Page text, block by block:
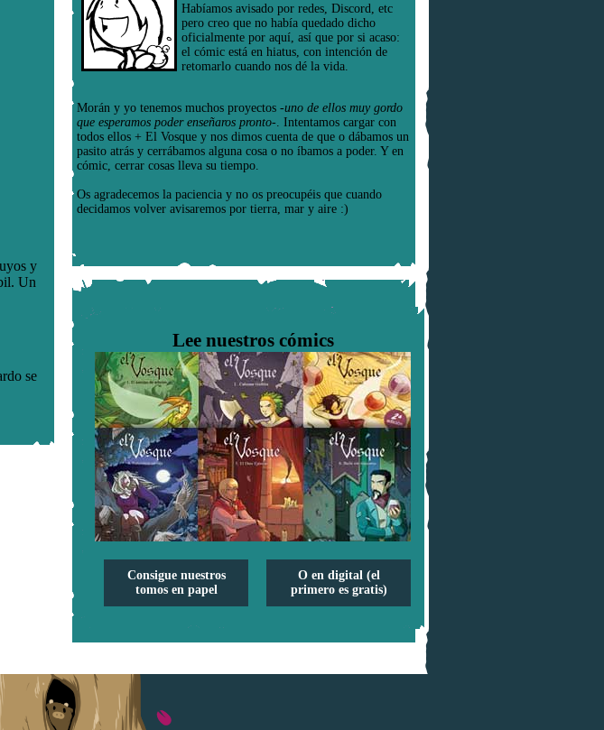
Habíamos avisado por redes, Discord, etc
pero creo que no había quedado dicho
oficialmente por aquí, así que por si acaso:
el cómic está en hiatus, con intención de
retomarlo cuando nos dé la vida.
Morán y yo tenemos muchos proyectos -uno de ellos muy gordo
que esperamos poder enseñaros pronto- . Intentamos cargar con
todos ellos + El Vosque y nos dimos cuenta de que o dábamos un
pasito atrás y cerrábamos alguna cosa o no íbamos a poder. Y en
cómic, cerrar cosas lleva su tiempo.
Os agradecemos la paciencia y no os preocupéis que cuando
decidamos volver avisaremos por tierra, mar y aire :)
Lee nuestros cómics
Consigue nuestros
tomos en papel
O en digital (el
primero es gratis)